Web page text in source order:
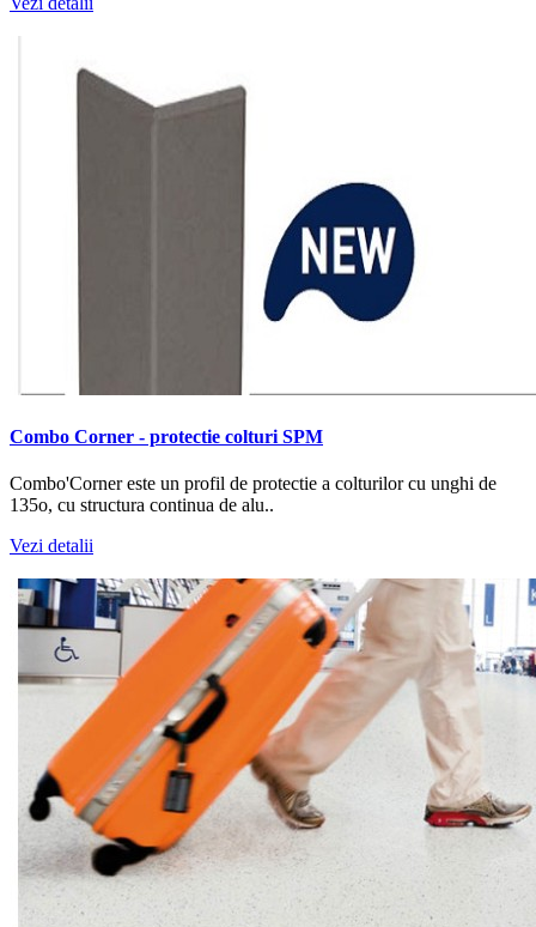
Combo Corner - protectie colturi SPM
Combo'Corner este un profil de protectie a colturilor cu unghi de
135o, cu structura continua de alu..
Vezi detalii